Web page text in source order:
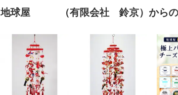
地球屋 （有限会社 鈴京）からの